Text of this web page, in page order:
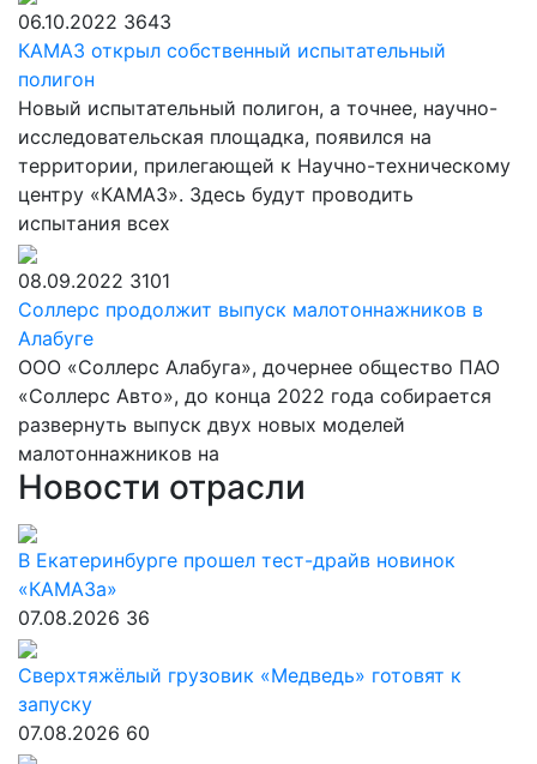
06.10.2022 3643
КАМАЗ открыл собственный испытательный
полигон
Новый испытательный полигон, а точнее, научно-
исследовательская площадка, появился на
территории, прилегающей к Научно-техническому
центру «КАМАЗ». Здесь будут проводить
испытания всех
08.09.2022 3101
Соллерс продолжит выпуск малотоннажников в
Алабуге
ООО «Соллерс Алабуга», дочернее общество ПАО
«Соллерс Авто», до конца 2022 года собирается
развернуть выпуск двух новых моделей
малотоннажников на
Новости отрасли
В Екатеринбурге прошел тест-драйв новинок
«КАМАЗа»
07.08.2026 36
Сверхтяжёлый грузовик «Медведь» готовят к
запуску
07.08.2026 60